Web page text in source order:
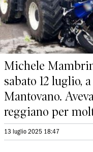
Michele
sabato 12 luglio,
Mantovano.
reggiano per
13 luglio 2025 18:47